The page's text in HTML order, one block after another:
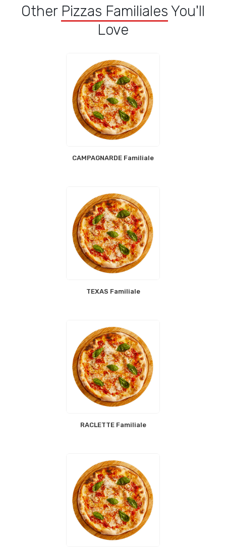
Other Pizzas Familiales You'll
Love
CAMPAGNARDE Familiale
TEXAS Familiale
RACLETTE Familiale